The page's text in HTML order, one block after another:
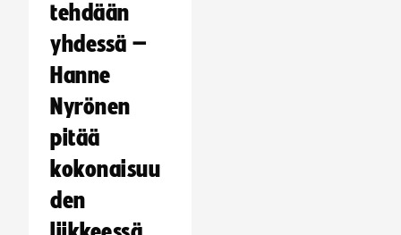
tehdään
yhdessä –
Hanne
Nyrönen
pitää
kokonaisuu
den